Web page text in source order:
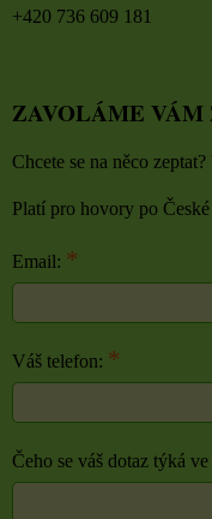
+420 736 609 181
ZAVOLÁME VÁM
Chcete se na něco
Platí pro hovory po
Email: *
Váš telefon: *
Čeho se váš dotaz týká